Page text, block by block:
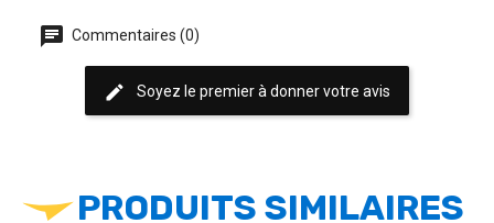
chat Commentaires (0)
edit Soyez le premier à donner votre avis
PRODUITS SIMILAIRES